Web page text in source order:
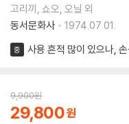
고리끼, 쇼오, 오닐 외
동서문화사
1974.07.01.
중 사용 흔적 많이 있으나,
9,900원
29,800